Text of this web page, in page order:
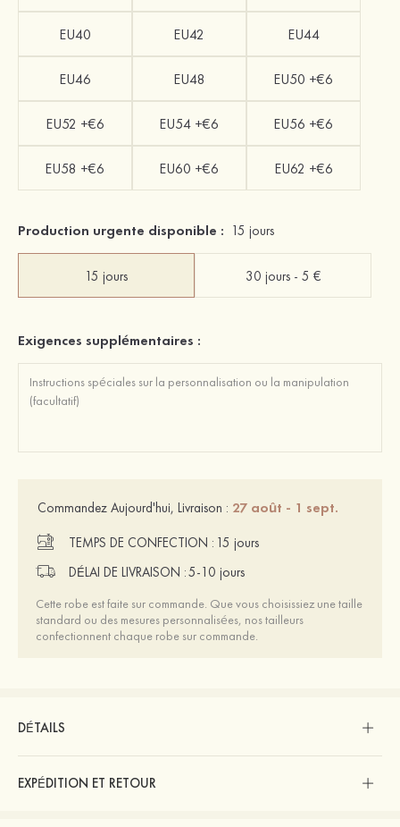
EU40 EU42 EU44
EU46 EU48 EU50 +€6
EU52 +€6 EU54 +€6 EU56 +€6
EU58 +€6 EU60 +€6 EU62 +€6
Production urgente disponible : 15 jours
15 jours 30 jours - 5 €
Exigences supplémentaires :
Commandez Aujourd'hui, Livraison : 27 août - 1 sept.
TEMPS DE CONFECTION : 15 jours
DÉLAI DE LIVRAISON :5-10 jours
Cette robe est faite sur commande. Que vous choisissiez une taille
standard ou des mesures personnalisées, nos tailleurs
confectionnent chaque robe sur commande.
DÉTAILS
EXPÉDITION ET RETOUR